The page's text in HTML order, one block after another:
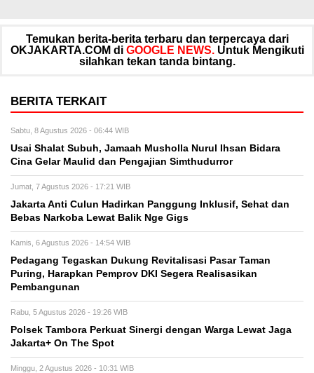
Temukan berita-berita terbaru dan terpercaya dari
OKJAKARTA.COM di GOOGLE NEWS. Untuk Mengikuti
silahkan tekan tanda bintang.
BERITA TERKAIT
Sabtu, 8 Agustus 2026 - 06:44 WIB
Usai Shalat Subuh, Jamaah Musholla Nurul Ihsan Bidara
Cina Gelar Maulid dan Pengajian Simthudurror
Jumat, 7 Agustus 2026 - 17:21 WIB
Jakarta Anti Culun Hadirkan Panggung Inklusif, Sehat dan
Bebas Narkoba Lewat Balik Nge Gigs
Kamis, 6 Agustus 2026 - 14:54 WIB
Pedagang Tegaskan Dukung Revitalisasi Pasar Taman
Puring, Harapkan Pemprov DKI Segera Realisasikan
Pembangunan
Rabu, 5 Agustus 2026 - 19:26 WIB
Polsek Tambora Perkuat Sinergi dengan Warga Lewat Jaga
Jakarta+ On The Spot
Minggu, 2 Agustus 2026 - 10:31 WIB